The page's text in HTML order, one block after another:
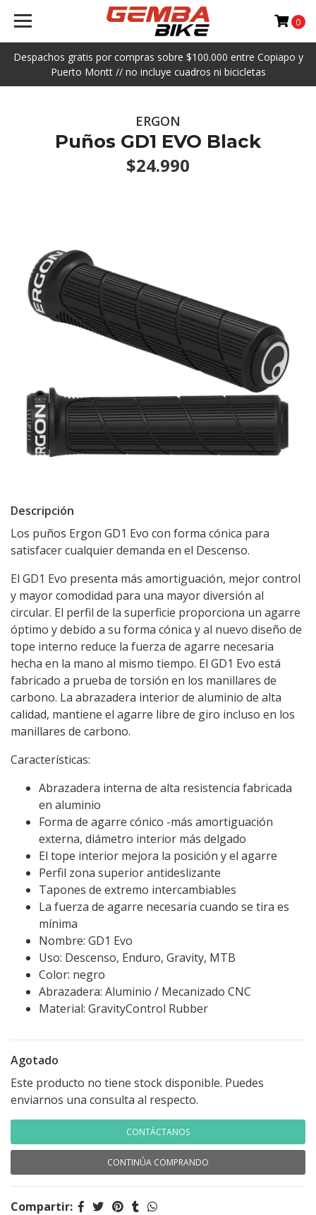
Despachos gratis por compras sobre $100.000 entre Copiapo y
Puerto Montt // no incluye cuadros ni bicicletas
0
ERGON
Puños GD1 EVO Black
$24.990
Descripción
Los puños Ergon GD1 Evo con forma cónica para
satisfacer cualquier demanda en el Descenso.
El GD1 Evo presenta más amortiguación, mejor control
y mayor comodidad para una mayor diversión al
circular. El perfil de la superficie proporciona un agarre
óptimo y debido a su forma cónica y al nuevo diseño de
tope interno reduce la fuerza de agarre necesaria
hecha en la mano al mismo tiempo. El GD1 Evo está
fabricado a prueba de torsión en los manillares de
carbono. La abrazadera interior de aluminio de alta
calidad, mantiene el agarre libre de giro incluso en los
manillares de carbono.
Características:
Abrazadera interna de alta resistencia fabricada
en aluminio
Forma de agarre cónico -más amortiguación
externa, diámetro interior más delgado
El tope interior mejora la posición y el agarre
Perfil zona superior antideslizante
Tapones de extremo intercambiables
La fuerza de agarre necesaria cuando se tira es
mínima
Nombre: GD1 Evo
Uso: Descenso, Enduro, Gravity, MTB
Color: negro
Abrazadera: Aluminio / Mecanizado CNC
Material: GravityControl Rubber
Agotado
Este producto no tiene stock disponible. Puedes
enviarnos una consulta al respecto.
CONTÁCTANOS
CONTINÚA COMPRANDO
Compartir: